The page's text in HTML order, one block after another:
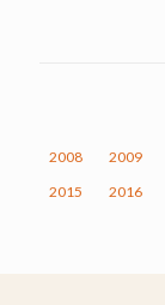
2008 2009
2015
2016